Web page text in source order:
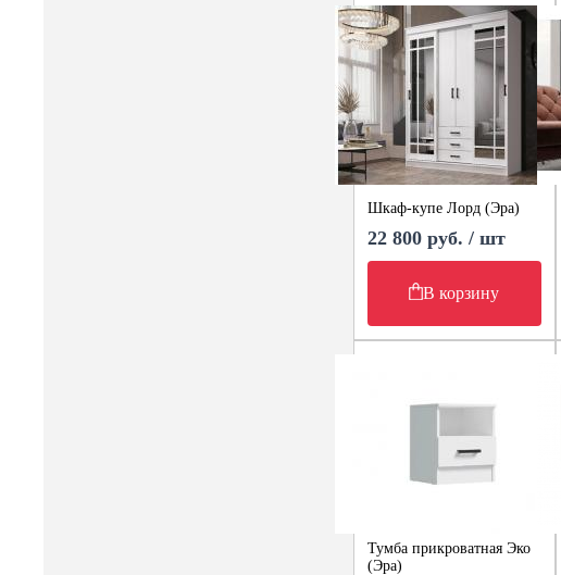
Шкаф-купе Лорд (Эра)
22 800 руб. / шт
В корзину
Тумба прикроватная Эко
(Эра)